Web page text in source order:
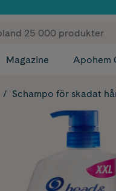
✓ Fri
Magazine Apohem
Schampo för skadat